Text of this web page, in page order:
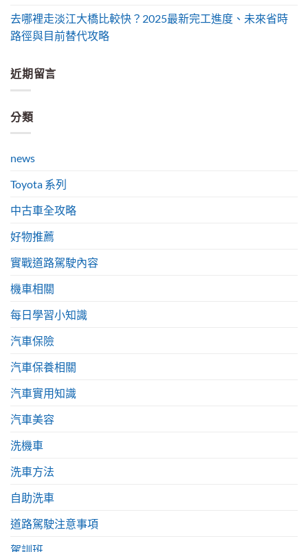
去哪裡走淡江大橋比較快？2025最新完工進度、未來省時
路徑與目前替代攻略
近期留言
分類
news
Toyota 系列
中古車全攻略
好物推薦
實戰道路駕駛內容
機車相關
每日學習小知識
汽車保險
汽車保養相關
汽車實用知識
汽車美容
洗機車
洗車方法
自助洗車
道路駕駛注意事項